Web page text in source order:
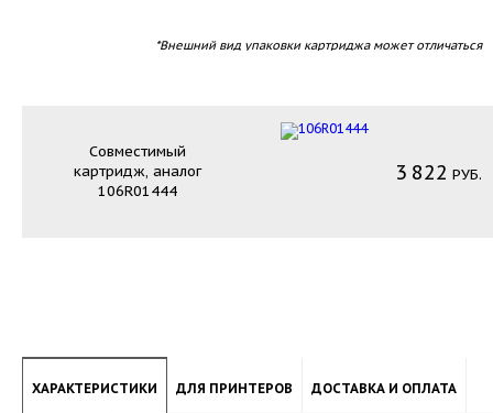
*Внешний вид упаковки картриджа может отличаться
Совместимый
картридж, аналог
106R01444
3 822 РУБ.
ХАРАКТЕРИСТИКИ ДЛЯ ПРИНТЕРОВ ДОСТАВКА И ОПЛАТА